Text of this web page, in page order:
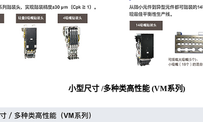
小型尺寸 /多种类高性能 (VM系列)